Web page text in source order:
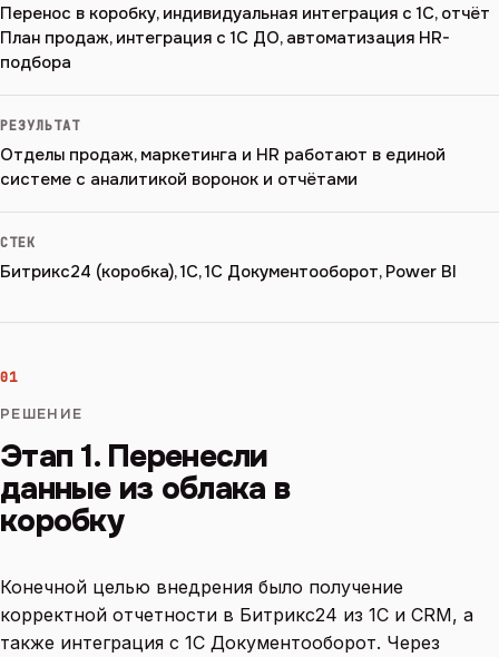
Перенос в коробку, индивидуальная интеграция с 1С, отчёт
План продаж, интеграция с 1С ДО, автоматизация HR-
подбора
РЕЗУЛЬТАТ
Отделы продаж, маркетинга и HR работают в единой
системе с аналитикой воронок и отчётами
СТЕК
Битрикс24 (коробка), 1С, 1С Документооборот, Power BI
01
РЕШЕНИЕ
Этап 1. Перенесли
данные из облака в
коробку
Конечной целью внедрения было получение
корректной отчетности в Битрикс24 из 1С и CRM, а
также интеграция с 1С Документооборот. Через